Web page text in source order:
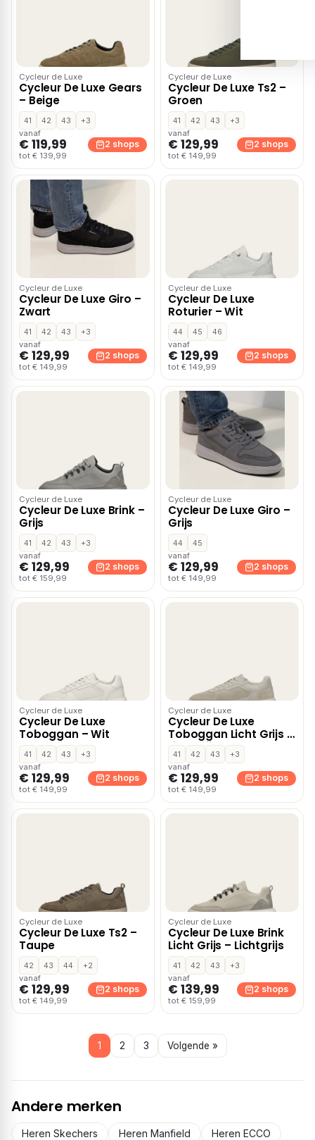
Cycleur de Luxe
Cycleur De Luxe Gears
– Beige
41 42 43
+3
vanaf
€ 119,99
tot € 139,99
2 shops
Cycleur de Luxe
Cycleur De Luxe Ts2 –
Groen
41 42 43
+3
vanaf
€ 129,99
tot € 149,99
2 shops
Cycleur de Luxe
Cycleur De Luxe Giro –
Zwart
41 42 43
+3
vanaf
€ 129,99
tot € 149,99
2 shops
Cycleur de Luxe
Cycleur De Luxe
Roturier – Wit
44 45
46
vanaf
€ 129,99
tot € 149,99
2 shops
Cycleur de Luxe
Cycleur De Luxe Brink –
Grijs
41 42 43
+3
vanaf
€ 129,99
tot € 159,99
2 shops
Cycleur de Luxe
Cycleur De Luxe Giro –
Grijs
44
45
vanaf
€ 129,99
tot € 149,99
2 shops
Cycleur de Luxe
Cycleur De Luxe
Toboggan – Wit
41 42 43
+3
vanaf
€ 129,99
tot € 149,99
2 shops
Cycleur de Luxe
Cycleur De Luxe
Toboggan Licht Grijs –
Lichtgrijs
41 42 43
+3
vanaf
€ 129,99
tot € 149,99
2 shops
Cycleur de Luxe
Cycleur De Luxe Ts2 –
Taupe
42 43 44
+2
vanaf
€ 129,99
tot € 149,99
2 shops
Cycleur de Luxe
Cycleur De Luxe Brink
Licht Grijs – Lichtgrijs
41 42 43
+3
vanaf
€ 139,99
tot € 159,99
2 shops
1 2 3 Volgende »
Andere merken
Heren Skechers Heren Manfield
Heren ECCO